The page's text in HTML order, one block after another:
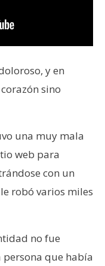
y en
sino
una muy mala
web para
con un
robó varios miles
no fue
que había